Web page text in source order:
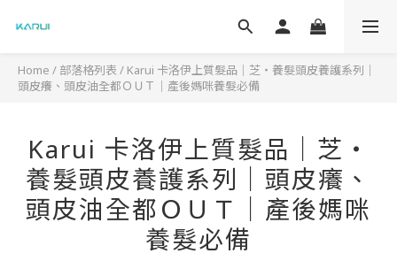
Home / 部落格列表 / Karui 卡洛伊上質髮品｜芝‧養髮頭皮養護系列｜
頭皮癢、頭皮油全都ＯＵＴ｜產後媽咪養髮必備
Karui 卡洛伊上質髮品｜芝‧
養髮頭皮養護系列｜頭皮癢、
頭皮油全都ＯＵＴ｜產後媽咪
養髮必備